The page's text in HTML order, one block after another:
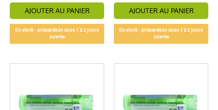
AJOUTER AU PANIER
En stock - préparation sous 1 à 2 jours
ouvrés
AJOUTER AU PANIER
En stock - préparation sous 1 à 2 jours
ouvrés